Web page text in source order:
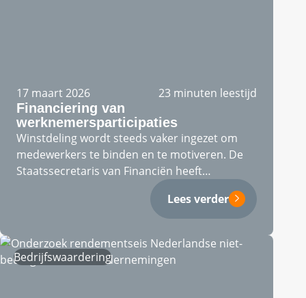
17 maart 2026
23 minuten leestijd
Financiering van
werknemersparticipaties
Winstdeling wordt steeds vaker ingezet om
medewerkers te binden en te motiveren. De
Staatssecretaris van Financiën heeft
Lees verder
Bedrijfswaardering